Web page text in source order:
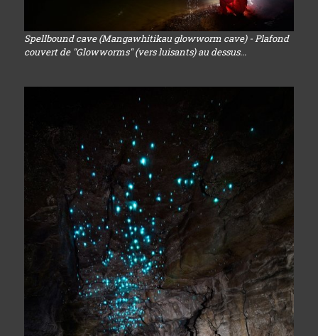
Spellbound cave (Mangawhitikau glowworm cave) - Plafond
couvert de "Glowworms" (vers luisants) au dessus...